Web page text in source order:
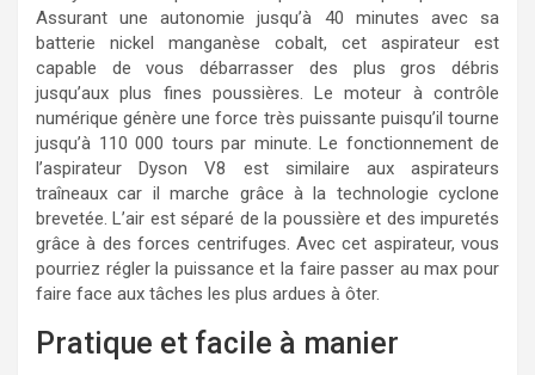
Assurant une autonomie jusqu’à 40 minutes avec sa
batterie nickel manganèse cobalt, cet aspirateur est
capable de vous débarrasser des plus gros débris
jusqu’aux plus fines poussières. Le moteur à contrôle
numérique génère une force très puissante puisqu’il tourne
jusqu’à 110 000 tours par minute. Le fonctionnement de
l’aspirateur Dyson V8 est similaire aux aspirateurs
traîneaux car il marche grâce à la technologie cyclone
brevetée. L’air est séparé de la poussière et des impuretés
grâce à des forces centrifuges. Avec cet aspirateur, vous
pourriez régler la puissance et la faire passer au max pour
faire face aux tâches les plus ardues à ôter.
Pratique et facile à manier